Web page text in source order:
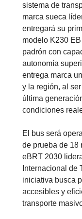
sistema de
marca sueca
entregará su
modelo K230
padrón con
autonomía
entrega marca
y la región, al
última
condiciones
El bus será
de prueba de 18
eBRT 2030
Internacional de
iniciativa busca
accesibles y
transporte